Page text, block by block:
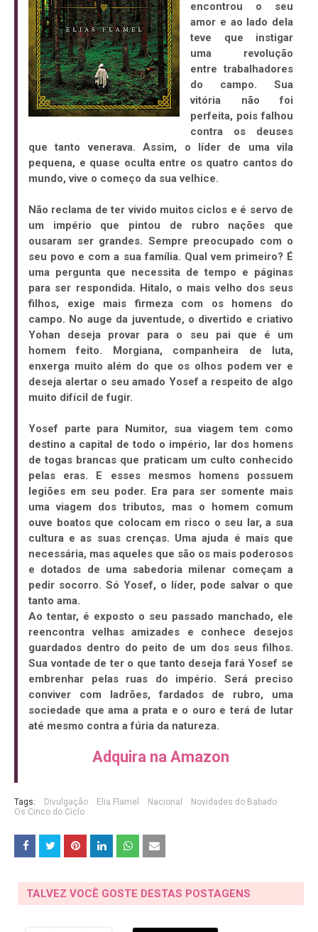
encontrou o seu
amor e ao lado dela
teve que instigar
uma revolução
entre trabalhadores
do campo. Sua
vitória não foi
perfeita, pois falhou
contra os deuses
que tanto venerava. Assim, o líder de uma vila
pequena, e quase oculta entre os quatro cantos do
mundo, vive o começo da sua velhice.
Não reclama de ter vivido muitos ciclos e é servo de
um império que pintou de rubro nações que
ousaram ser grandes. Sempre preocupado com o
seu povo e com a sua família. Qual vem primeiro? É
uma pergunta que necessita de tempo e páginas
para ser respondida. Hitalo, o mais velho dos seus
filhos, exige mais firmeza com os homens do
campo. No auge da juventude, o divertido e criativo
Yohan deseja provar para o seu pai que é um
homem feito. Morgiana, companheira de luta,
enxerga muito além do que os olhos podem ver e
deseja alertar o seu amado Yosef a respeito de algo
muito difícil de fugir.
Yosef parte para Numitor, sua viagem tem como
destino a capital de todo o império, lar dos homens
de togas brancas que praticam um culto conhecido
pelas eras. E esses mesmos homens possuem
legiões em seu poder. Era para ser somente mais
uma viagem dos tributos, mas o homem comum
ouve boatos que colocam em risco o seu lar, a sua
cultura e as suas crenças. Uma ajuda é mais que
necessária, mas aqueles que são os mais poderosos
e dotados de uma sabedoria milenar começam a
pedir socorro. Só Yosef, o líder, pode salvar o que
tanto ama.
Ao tentar, é exposto o seu passado manchado, ele
reencontra velhas amizades e conhece desejos
guardados dentro do peito de um dos seus filhos.
Sua vontade de ter o que tanto deseja fará Yosef se
embrenhar pelas ruas do império. Será preciso
conviver com ladrões, fardados de rubro, uma
sociedade que ama a prata e o ouro e terá de lutar
até mesmo contra a fúria da natureza.
Adquira na Amazon
Tags: Divulgação Elia Flamel Nacional
Novidades do Babado
Os Cinco do Ciclo
TALVEZ VOCÊ GOSTE DESTAS POSTAGENS